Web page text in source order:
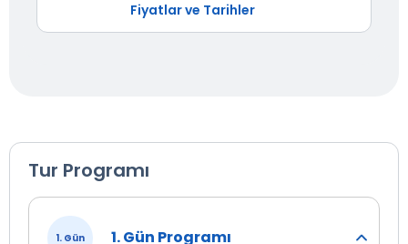
Fiyatlar ve Tarihler
Tur Programı
1. Gün 1. Gün Programı